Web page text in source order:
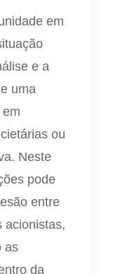
em
e a
uma
ou
Neste
pode
entre
acionistas,
as
da